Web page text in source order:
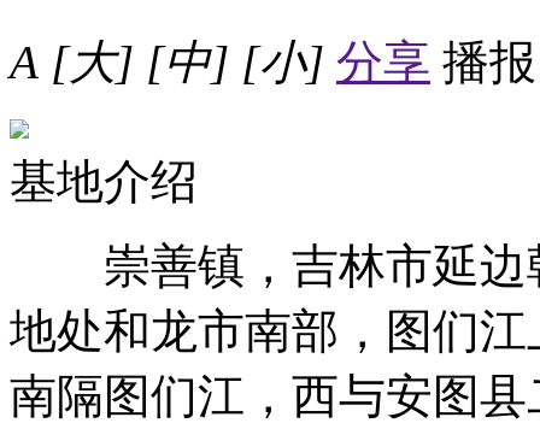
A [大] [中] [小] 分享 播报
基地介绍
崇善镇，吉林市延边
地处和龙市南部，图们
南隔图们江，西与安图